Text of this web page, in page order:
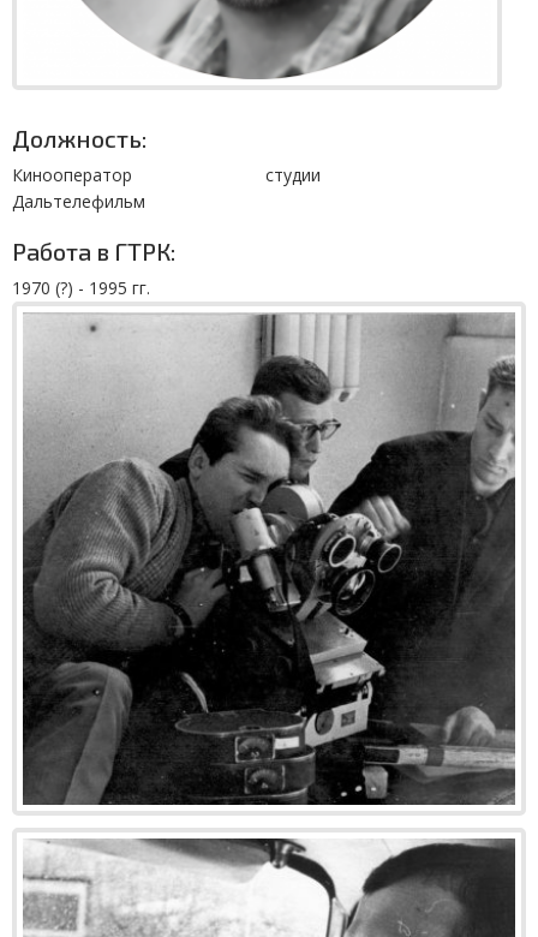
Должность:
Кинооператор студии
Дальтелефильм
Работа в ГТРК:
1970 (?) - 1995 гг.